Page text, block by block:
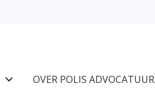
OVER POLIS ADVOCATUUR